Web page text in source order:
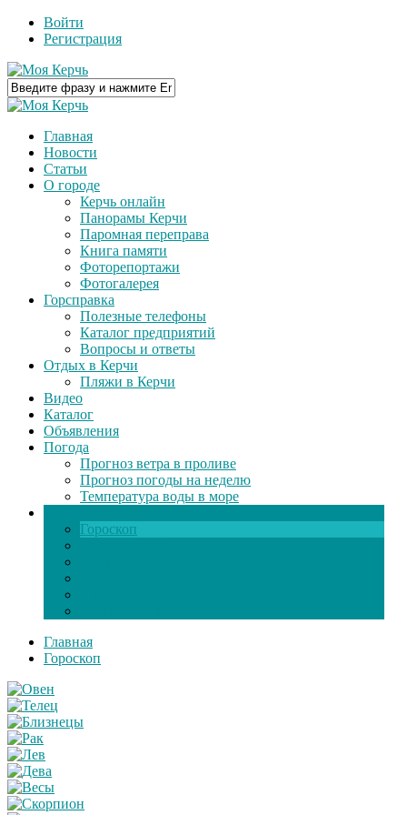
Войти
Регистрация
Главная
Новости
Статьи
О городе
Керчь онлайн
Панорамы Керчи
Паромная переправа
Книга памяти
Фоторепортажи
Фотогалерея
Горсправка
Полезные телефоны
Каталог предприятий
Вопросы и ответы
Отдых в Керчи
Пляжи в Керчи
Видео
Каталог
Объявления
Погода
Прогноз ветра в проливе
Прогноз погоды на неделю
Температура воды в море
Гороскоп
Главная
Гороскоп